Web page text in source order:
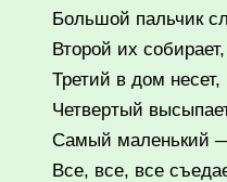
Большой пальчик
Второй их собирает,
Третий в дом несет,
Четвертый
Самый маленький
Все, все, все